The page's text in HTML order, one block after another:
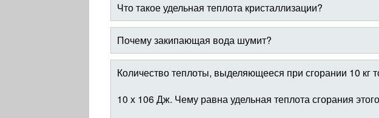
Что такое удельная теплота кристаллизации?
Почему закипающая вода шумит?
Количество теплоты, выделяющееся при сгорании 10 кг
10 х 106 Дж. Чему равна удельная теплота сгорания